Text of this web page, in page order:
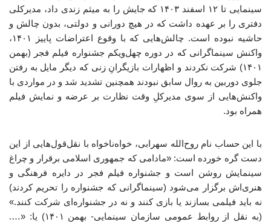
سینمایی تا ۱۲ اسفند ۱۴۰۳ که جایش را به میثم زندی داد، مدیرکلی
دفتری را بر عهده داشت که در هیچ دورانی و دولتی، بدون چالش و
حاشیه نبوده است. چالش‌هایی که با وقوع اعتراضات پاییز ۱۴۰۱،
واکنش سینماگرانی که در دوره چهل‌ویکم جشنواره فیلم فجر (بهمن
۱۴۰۱) شرکت نکردند و اظهارات بازیگرانِ زنی که دیگر مایل به رفتن
جلوی دوربین به روال سابق نبودند همچنین تشدید شد و در مواردی با
واکنش‌هایی از سوی مدیرکلِ وقت نظارت بر عرضه و نمایش فیلم
همراه بود.
با این حساب نام روح‌الله سهرابی، خواه‌ناخواه با نقل‌قول‌هایی از این
دست گره خورده است: «مادامی که جمهوری اسلامی برقرار و چراغ
سینمایش روشن است و جشنواره فیلم فجر در دایره فرهنگی و
هنری‌اش برگزار می‌شود (سینماگرانی که جشنواره را تحریم کردند)
نه باید فیلمی بسازند یا بازی کنند و نه در جشنواره‌ای شرکت کنند.»
(به نقل از روابط عمومی سازمان سینمایی- بهمن ۱۴۰۱) یا: «….